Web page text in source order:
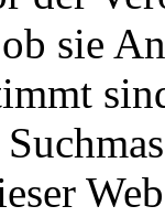
sie